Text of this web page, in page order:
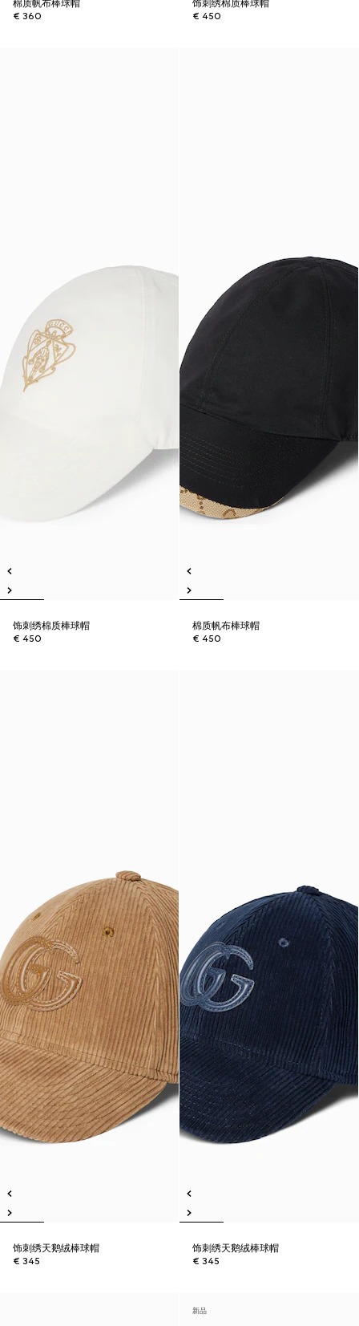
棉质帆布棒球帽
€ 360
饰刺绣棉质棒球帽
€ 450
饰刺绣棉质棒球帽
€ 450
棉质帆布棒球帽
€ 450
饰刺绣天鹅绒棒球帽
€ 345
饰刺绣天鹅绒棒球帽
€ 345
新品